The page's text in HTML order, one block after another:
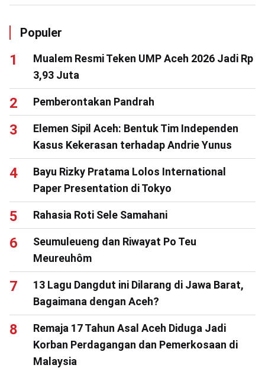
Populer
Mualem Resmi Teken UMP Aceh 2026 Jadi Rp
3,93 Juta
Pemberontakan Pandrah
Elemen Sipil Aceh: Bentuk Tim Independen
Kasus Kekerasan terhadap Andrie Yunus
Bayu Rizky Pratama Lolos International
Paper Presentation di Tokyo
Rahasia Roti Sele Samahani
Seumuleueng dan Riwayat Po Teu
Meureuhôm
13 Lagu Dangdut ini Dilarang di Jawa Barat,
Bagaimana dengan Aceh?
Remaja 17 Tahun Asal Aceh Diduga Jadi
Korban Perdagangan dan Pemerkosaan di
Malaysia